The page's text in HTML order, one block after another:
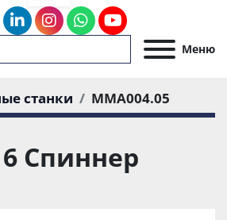
Меню
linkedininstagram
whatsapp
youtube
станки MMA004.05
Спиннер